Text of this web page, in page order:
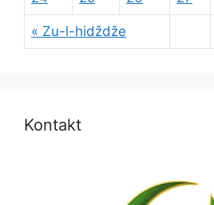
« Zu-l-hidždže
Kontakt